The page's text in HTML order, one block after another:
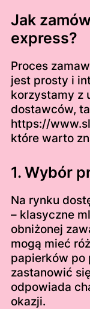
Jak
express?
Proces
jest prosty i
korzystamy z
dostawców,
https://
które warto
1. Wybór
Na rynku
– klasyczne
obniżonej
mogą mieć
papierków po
zastanowić
odpowiada
okazji.